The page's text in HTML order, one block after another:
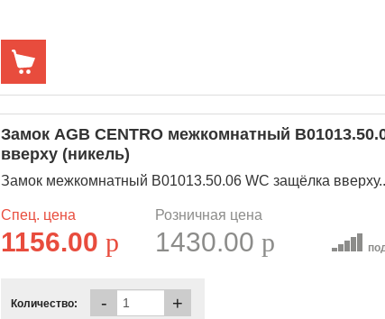
Замок AGB CENTRO межкомнатный
вверху (никель)
Замок межкомнатный B01013.50.06 WC защёлка
Спец. цена
1156.00p
Розничная цена
1430.00p
Количество: - +